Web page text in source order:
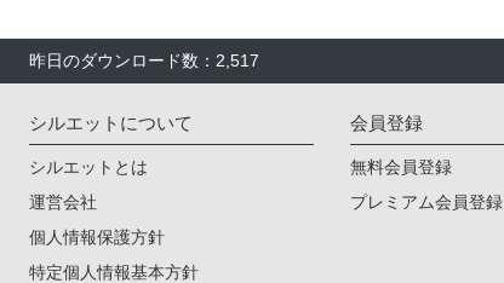
昨日のダウンロード数：2,517
シルエットについて
シルエットとは
運営会社
個人情報保護方針
特定個人情報基本方針
会員登録
無料会員登録
プレミアム会員登録